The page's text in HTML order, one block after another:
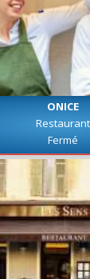
ONICE
Restaurant
Fermé